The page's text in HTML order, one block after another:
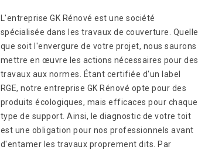
L'entreprise GK Rénové est une société
spécialisée dans les travaux de couverture. Quelle
que soit l'envergure de votre projet, nous saurons
mettre en œuvre les actions nécessaires pour des
travaux aux normes. Étant certifiée d'un label
RGE, notre entreprise GK Rénové opte pour des
produits écologiques, mais efficaces pour chaque
type de support. Ainsi, le diagnostic de votre toit
est une obligation pour nos professionnels avant
d'entamer les travaux proprement dits. Par